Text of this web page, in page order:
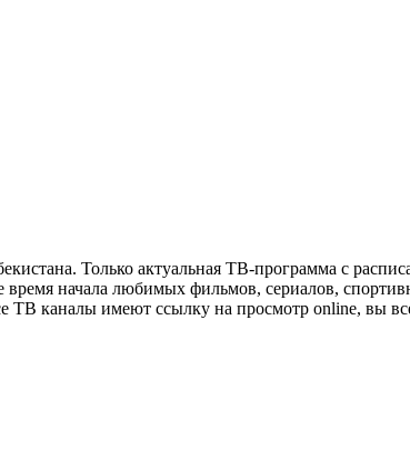
Только актуальная ТВ-программа с
начала любимых фильмов, сериалов,
каналы имеют ссылку на просмотр online, вы